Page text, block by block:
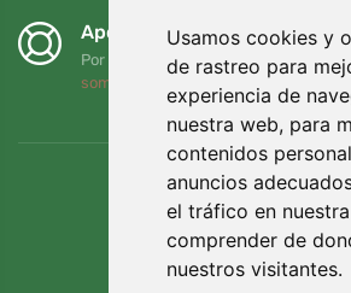
Usamos cookies y
de rastreo para
experiencia de
nuestra web, para
contenidos
anuncios
el tráfico en
comprender de
nuestros visitantes.
Apoyamos a Trees.org
Por cada pedido plantamos un árbol.
somos